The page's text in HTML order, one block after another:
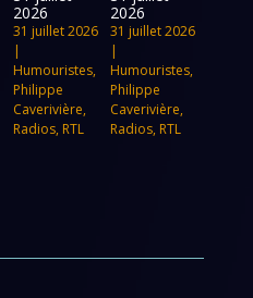
2026
31 juillet 2026
|
Humouristes,
Philippe
Caverivière,
Radios, RTL
2026
31 juillet 2026
|
Humouristes,
Philippe
Caverivière,
Radios, RTL